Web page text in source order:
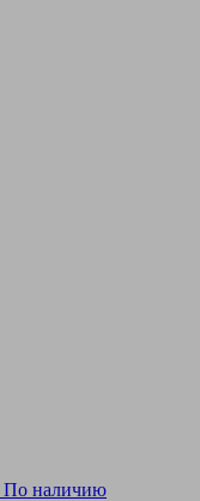
По наличию